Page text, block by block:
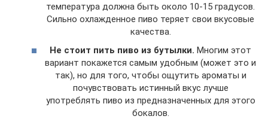
температура должна быть около 10-15 градусов.
Сильно охлажденное пиво теряет свои вкусовые
качества.
Не стоит пить пиво из бутылки. Многим этот
вариант покажется самым удобным (может это и
так), но для того, чтобы ощутить ароматы и
почувствовать истинный вкус лучше
употреблять пиво из предназначенных для этого
бокалов.